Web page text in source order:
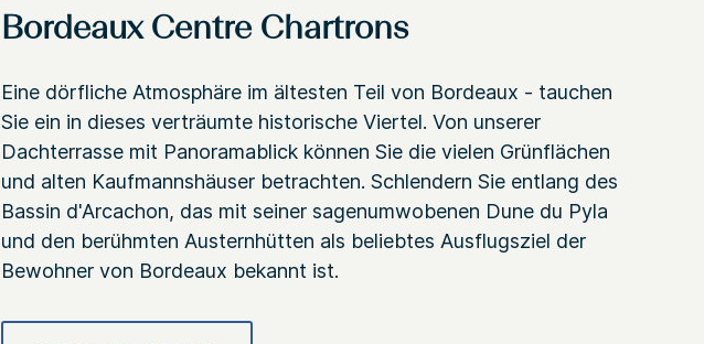
Bordeaux Centre Chartrons
Eine dörfliche Atmosphäre im ältesten Teil von Bordeaux - tauchen
Sie ein in dieses verträumte historische Viertel. Von unserer
Dachterrasse mit Panoramablick können Sie die vielen Grünflächen
und alten Kaufmannshäuser betrachten. Schlendern Sie entlang des
Bassin d'Arcachon, das mit seiner sagenumwobenen Dune du Pyla
und den berühmten Austernhütten als beliebtes Ausflugsziel der
Bewohner von Bordeaux bekannt ist.